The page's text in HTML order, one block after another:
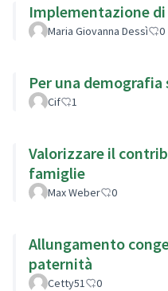
Implementazione
Maria Giovanna Dessì 0
Per una
Cif 1
Valorizzare il
famiglie
Max Weber 0
Allungamento
paternità
Cetty51 0